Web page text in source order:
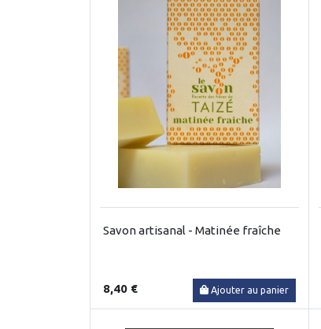
Savon artisanal - Matinée fraîche
8,40 € Ajouter au panier